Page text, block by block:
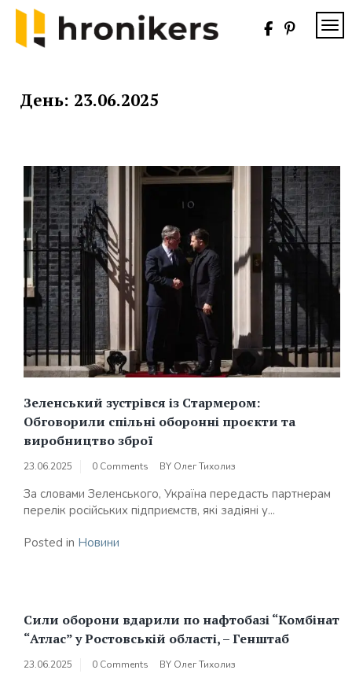
Skip
content
День: 23.06.2025
Зеленський зустрівся із Стармером:
Обговорили спільні оборонні проєкти та
виробництво зброї
23.06.2025 0 Comments BY Олег Тихолиз
За словами Зеленського, Україна передасть партнерам
перелік російських підприємств, які задіяні у...
Posted in Новини
Сили оборони вдарили по нафтобазі “Комбінат
“Атлас” у Ростовській області, – Генштаб
23.06.2025 0 Comments BY Олег Тихолиз